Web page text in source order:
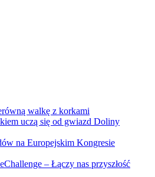
walkę z korkami
uczą się od gwiazd Doliny
na Europejskim Kongresie
– Łączy nas przyszłość